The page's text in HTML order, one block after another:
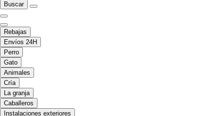
Buscar
Rebajas
Envíos 24H
Perro
Gato
Animales
Cría
La granja
Caballeros
Instalaciones exteriores